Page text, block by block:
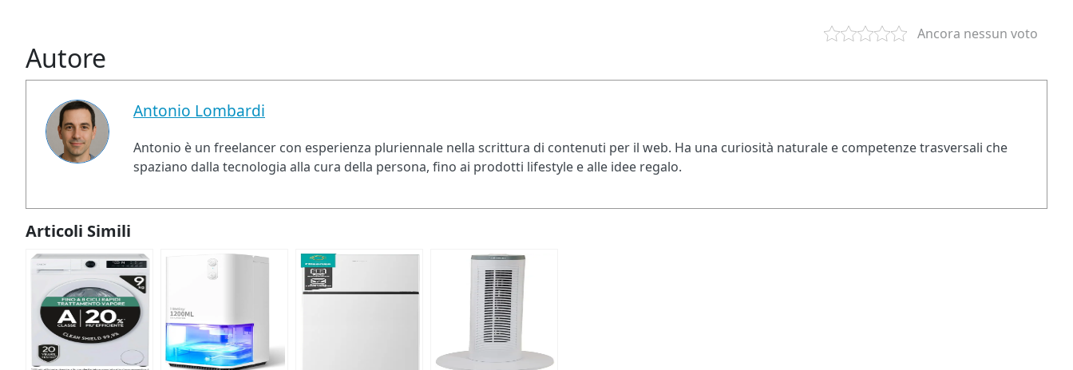
Ancora nessun voto
Autore
Antonio Lombardi
Antonio è un freelancer con esperienza pluriennale nella scrittura di contenuti per il web. Ha una curiosità naturale e competenze trasversali che
spaziano dalla tecnologia alla cura della persona, fino ai prodotti lifestyle e alle idee regalo.
Articoli Simili